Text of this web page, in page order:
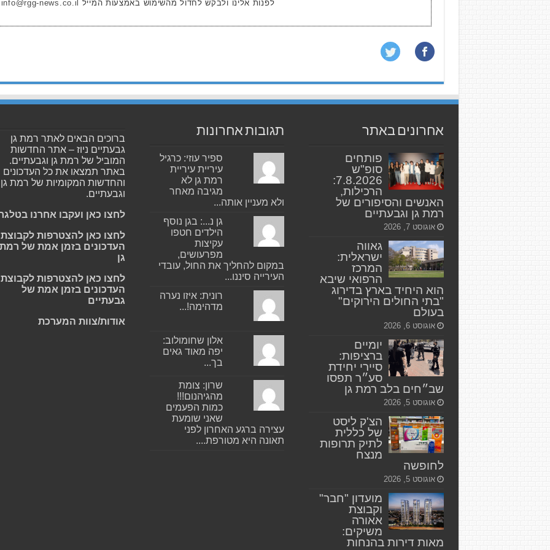
לפנות אלינו ולבקש לחדול מהשימוש באמצעות המייל info@rgg-news.co.il
אחרונים באתר
פותחים
סופ"ש
7.8.2026:
הרכילות,
האנשים והסיפורים של
רמת גן וגבעתיים
אוגוסט 7, 2026
גאווה
ישראלית:
המרכז
הרפואי שיבא
הוא היחיד בארץ בדירוג
"בתי החולים הירוקים"
בעולם
אוגוסט 6, 2026
יומיים
ברציפות:
סיירי יחידת
סע״ר תפסו
שב״חים בלב רמת גן
אוגוסט 5, 2026
הצ'ק ליסט
של כללית
לתיק תרופות
מנצח
לחופשה
אוגוסט 5, 2026
מועדון "חבר"
וקבוצת
אאורה
משיקים:
מאות דירות בהנחות
תגובות אחרונות
ספיר עוזי: כרגיל
עיריית עיריית
רמת גן לא
מגיבה מאחר
ולא מעניין אותה...
גן נ...: בגן נוסף
הילדים חטפו
עקיצות
מפרעושים,
במקום להחליך את החול, עובדי
העירייה סיננו...
רונית: איזו נערה
מדהימה!...
אלון שחומולוב:
יפה מאוד גאים
בך...
שרון: צומת
מהגיהנום!!!
כמות הפעמים
שאני שומעת
עצירה ברגע האחרון לפני
תאונה היא מטורפת....
ברוכים הבאים לאתר רמת גן
גבעתיים ניוז – אתר החדשות
המוביל של רמת גן וגבעתיים.
באתר תמצאו את כל העדכונים
והחדשות המקומיות של רמת גן
וגבעתיים.
לחצו כאן ועקבו אחרנו
לחצו כאן להצטרפות לקבוצת
העדכונים בזמן אמת של רמת
גן
לחצו כאן להצטרפות לקבוצת
העדכונים בזמן אמת של
גבעתיים
אודות/צוות המערכת